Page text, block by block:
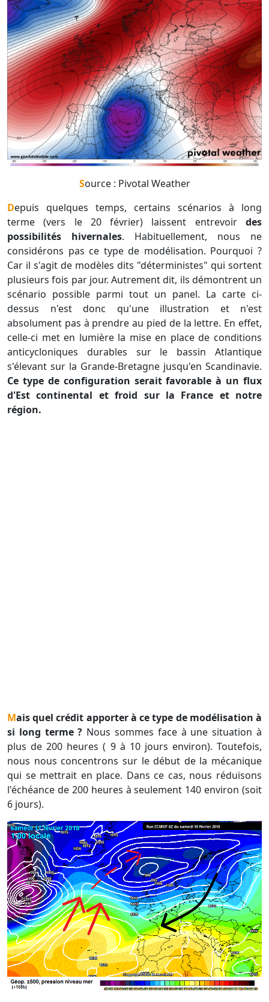
Source : Pivotal Weather
Depuis quelques temps, certains scénarios à long
terme (vers le 20 février) laissent entrevoir des
possibilités hivernales. Habituellement, nous ne
considérons pas ce type de modélisation. Pourquoi ?
Car il s'agit de modèles dits "déterministes" qui sortent
plusieurs fois par jour. Autrement dit, ils démontrent un
scénario possible parmi tout un panel. La carte ci-
dessus n'est donc qu'une illustration et n'est
absolument pas à prendre au pied de la lettre. En effet,
celle-ci met en lumière la mise en place de conditions
anticycloniques durables sur le bassin Atlantique
s'élevant sur la Grande-Bretagne jusqu'en Scandinavie.
Ce type de configuration serait favorable à un flux
d'Est continental et froid sur la France et notre
région.
Mais quel crédit apporter à ce type de modélisation à
si long terme ? Nous sommes face à une situation à
plus de 200 heures ( 9 à 10 jours environ). Toutefois,
nous nous concentrons sur le début de la mécanique
qui se mettrait en place. Dans ce cas, nous réduisons
l'échéance de 200 heures à seulement 140 environ (soit
6 jours).